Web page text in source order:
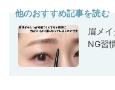
他のおすすめ記事を読む
眉メ
NG習